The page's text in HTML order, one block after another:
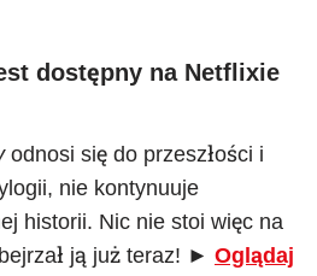
dostępny na Netflixie
odnosi się do przeszłości i
nie kontynuuje
historii. Nic nie stoi więc na
ją już teraz! ► Oglądaj